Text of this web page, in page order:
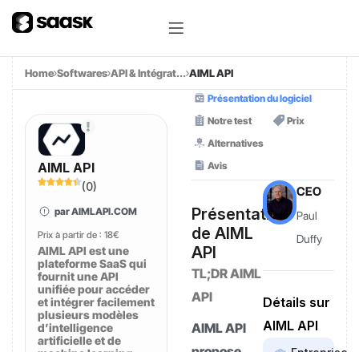
Home Softwares API & Intégrat... AIML API
AIML API
(0)
par AIMLAPI.COM
Prix à partir de : 18€
AIML API est une
plateforme SaaS qui
fournit une API
unifiée pour accéder
et intégrer facilement
plusieurs modèles
d’intelligence
artificielle et de
Présentation du logiciel
Notre test
Prix
Alternatives
Avis
Présentation
de AIML
API
TL;DR AIML
API
AIML API
CEO
Paul
Duffy
Détails sur
AIML API